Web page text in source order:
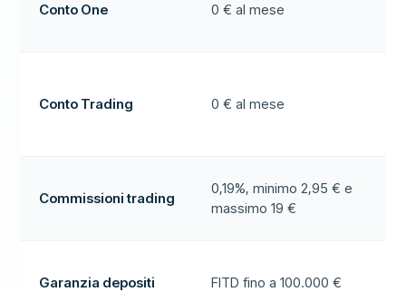
Conto One 0 € al mese
Conto Trading 0 € al mese
Commissioni trading
0,19%, minimo 2,95 € e
massimo 19 €
Garanzia depositi FITD fino a 100.000 €